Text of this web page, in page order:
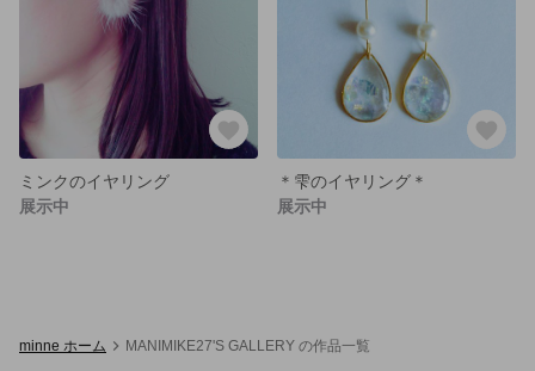
ミンクのイヤリング
展示中
＊雫のイヤリング＊
展示中
minne ホーム MANIMIKE27'S GALLERY の作品一覧